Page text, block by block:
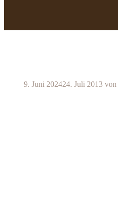
9. Juni 202424. Juli 2013 von